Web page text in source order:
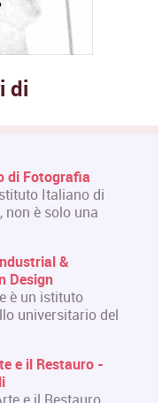
di
di Fotografia
Italiano di
non è solo una
&
Design
è un istituto
universitario del
e il Restauro -
e il Restauro